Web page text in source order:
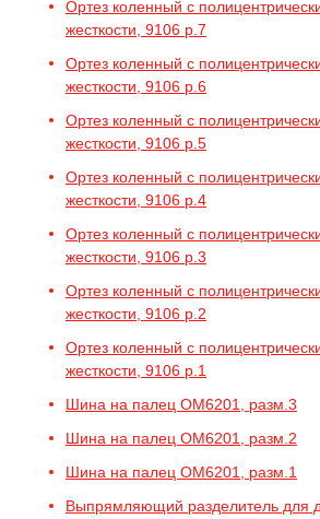
Ортез коленный с
жесткости, 9106 р.7
Ортез коленный с
жесткости, 9106 р.6
Ортез коленный с
жесткости, 9106 р.5
Ортез коленный с
жесткости, 9106 р.4
Ортез коленный с
жесткости, 9106 р.3
Ортез коленный с
жесткости, 9106 р.2
Ортез коленный с
жесткости, 9106 р.1
Шина на палец OM6201, разм.3
Шина на палец OM6201, разм.2
Шина на палец OM6201, разм.1
Выпрямляющий разделитель для